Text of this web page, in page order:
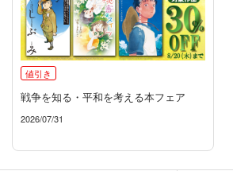
値引き
戦争を知る・平和を考える本フェア
2026/07/31